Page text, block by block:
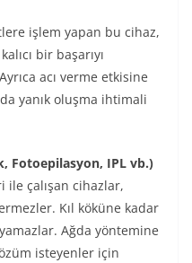
işlem yapan bu cihaz,
bir başarıyı
acı verme etkisine
yanık oluşma ihtimali
Fotoepilasyon, IPL vb.)
ile çalışan cihazlar,
Kıl köküne kadar
Ağda yöntemine
isteyenler için